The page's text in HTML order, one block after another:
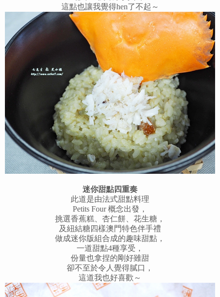
這點也讓我覺得hen了不起～
迷你甜點四重奏
此道是由法式甜點料理
Petits Four 概念出發，
挑選香蕉糕、杏仁餅、花生糖，
及紐結糖四樣澳門特色伴手禮
做成迷你版組合成的趣味甜點，
一道甜點4種享受，
份量也拿捏的剛好雖甜
卻不至於令人覺得膩口，
這道我也好喜歡～